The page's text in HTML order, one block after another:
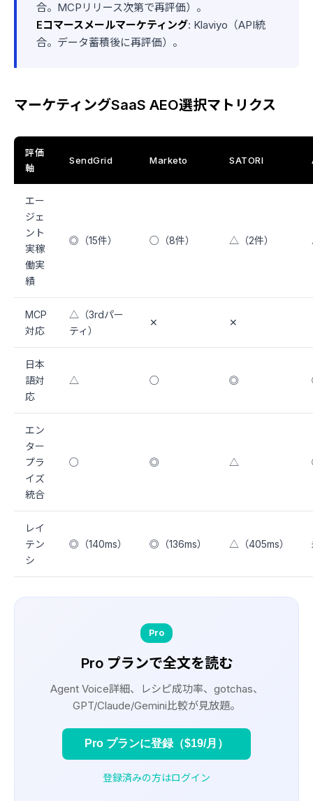
合。MCPリリース次第で再評価）。
Eコマースメールマーケティング: Klaviyo（API統
合。データ蓄積後に再評価）。
マーケティングSaaS AEO選択マトリクス
評価
軸
SendGrid Marketo SATORI
エー
ジェ
ント
実稼
働実
績
◎（15件） ○（8件） △（2件）
MCP
対応
△（3rdパー
ティ）
✕ ✕
日本
語対
応
△ ○ ◎
エン
ター
プラ
イズ
統合
○ ◎ △
レイ
テン
シ
◎（140ms） ◎（136ms） △（405ms）
Pro
Pro プランで全文を読む
Agent Voice詳細、レシピ成功率、gotchas、
GPT/Claude/Gemini比較が見放題。
Pro プランに登録（$19/月）
登録済みの方はログイン